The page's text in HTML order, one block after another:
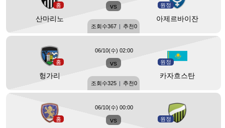
홈
산마리노
vs 원정
아제르바이잔
조회수367 | 추천0
홈
헝가리
vs 원정
카자흐스탄
06/10(수) 02:00
조회수325 | 추천0
홈 vs 원정
06/10(수) 00:00